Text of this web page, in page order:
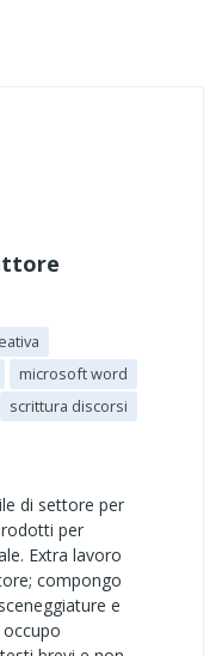
microsoft word
scrittura discorsi
di settore per
per
Extra lavoro
compongo
e